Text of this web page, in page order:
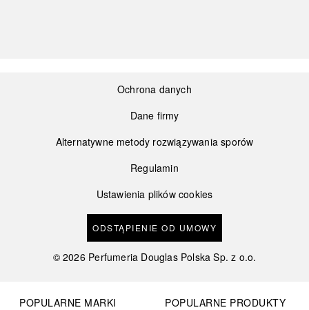
Ochrona danych
Dane firmy
Alternatywne metody rozwiązywania sporów
Regulamin
Ustawienia plików cookies
ODSTĄPIENIE OD UMOWY
©2026 Perfumeria Douglas Polska Sp. z o.o.
POPULARNE MARKI
POPULARNE PRODUKTY